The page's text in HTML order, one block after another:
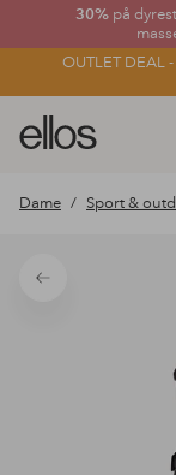
30% på
OUTLET DEAL -
Ellos
logo
gå
forsiden
Dame Sport &
Tilbake